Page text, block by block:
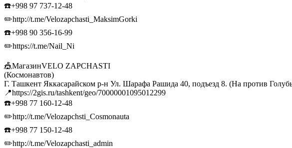
☎️+998 97 737-12-48
✏️http://t.me/Velozapchasti_MaksimGorki
☎️+998 90 356-16-99
✏️https://t.me/Nail_Ni
🎪МагазинVELO ZAPCHASTI
(Космонавтов)
Г. Ташкент Яккасарайском р-н Ул. Шарафа Рашида 40, подъезд 8. (На против
📍https://2gis.ru/tashkent/geo/70000001095012299
☎️+998 77 160-12-48
✏️http://t.me/Velozapchsti_Cosmonauta
☎️+998 77 150-12-48
✏️http://t.me/Velozapchasti_admin